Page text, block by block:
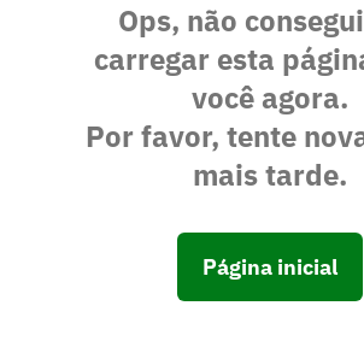
Ops, não
carregar esta
você agora.
Por favor, tente
mais tarde.
Página inicial